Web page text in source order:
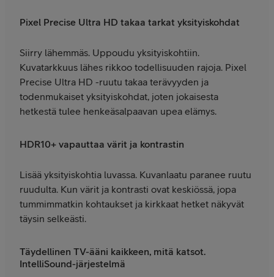
Pixel Precise Ultra HD takaa tarkat yksityiskohdat
Siirry lähemmäs. Uppoudu yksityiskohtiin.
Kuvatarkkuus lähes rikkoo todellisuuden rajoja. Pixel
Precise Ultra HD -ruutu takaa terävyyden ja
todenmukaiset yksityiskohdat, joten jokaisesta
hetkestä tulee henkeäsalpaavan upea elämys.
HDR10+ vapauttaa värit ja kontrastin
Lisää yksityiskohtia luvassa. Kuvanlaatu paranee ruutu
ruudulta. Kun värit ja kontrasti ovat keskiössä, jopa
tummimmatkin kohtaukset ja kirkkaat hetket näkyvät
täysin selkeästi.
Täydellinen TV-ääni kaikkeen, mitä katsot.
IntelliSound-järjestelmä